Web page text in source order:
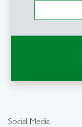
Social Media